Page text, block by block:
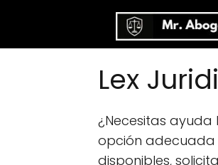
Lex
¿Necesitas
opción adecuada
disponibles,